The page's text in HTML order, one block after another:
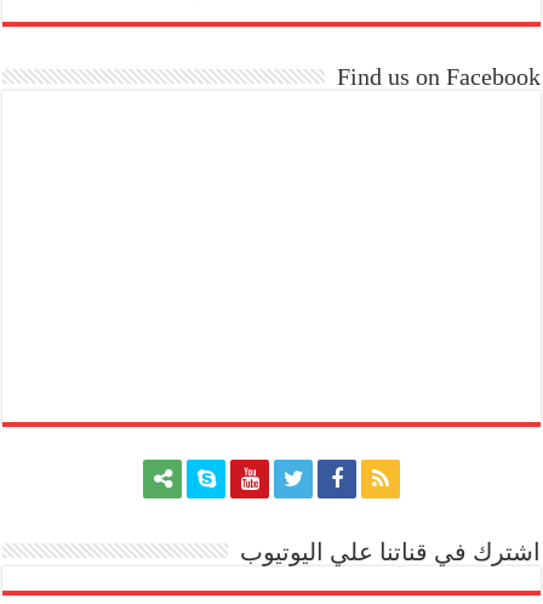
Find us on Facebook
اشترك في قناتنا علي اليوتيوب